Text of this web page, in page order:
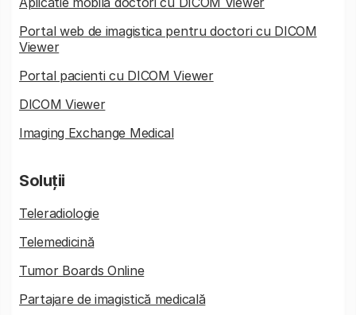
Portal web de imagistica pentru doctori cu DICOM
Viewer
Portal pacienti cu DICOM Viewer
DICOM Viewer
Imaging Exchange Medical
Soluții
Teleradiologie
Telemedicină
Tumor Boards Online
Partajare de imagistică medicală